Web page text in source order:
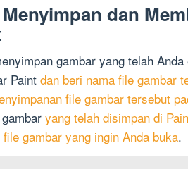
dan
gambar yang telah
Paint dan beri nama file gambar
file gambar tersebut
yang telah disimpan di
gambar yang ingin Anda buka.